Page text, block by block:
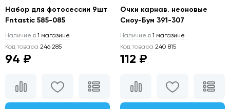
Набор для фотосессии 9шт
Fntastic 585-085
Наличие в 1 магазине
Код товара 246 285
94 ₽
Очки карнав. неоновые
Сноу-Бум 391-307
Наличие в 1 магазине
Код товара 240 815
112 ₽